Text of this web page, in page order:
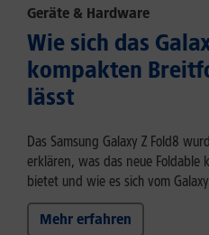
Geräte & Hardware
Wie sich das
kompakten
lässt
Das Samsung Galaxy Z Fold8
erklären, was das neue Foldable
bietet und wie es sich vom
Mehr erfahren